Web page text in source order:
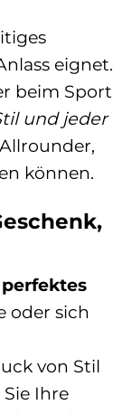
eignet.
beim Sport
und jeder
können.
perfektes
oder sich
von Stil
Ihre